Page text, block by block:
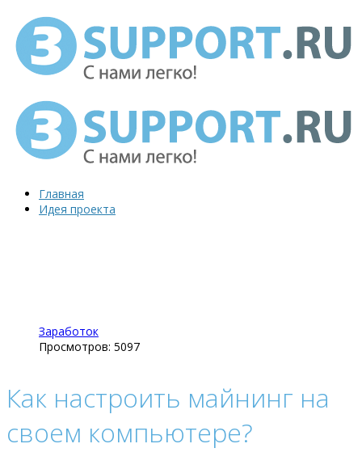
Главная
Идея проекта
Заработок
Просмотров: 5097
Как настроить майнинг на
своем компьютере?